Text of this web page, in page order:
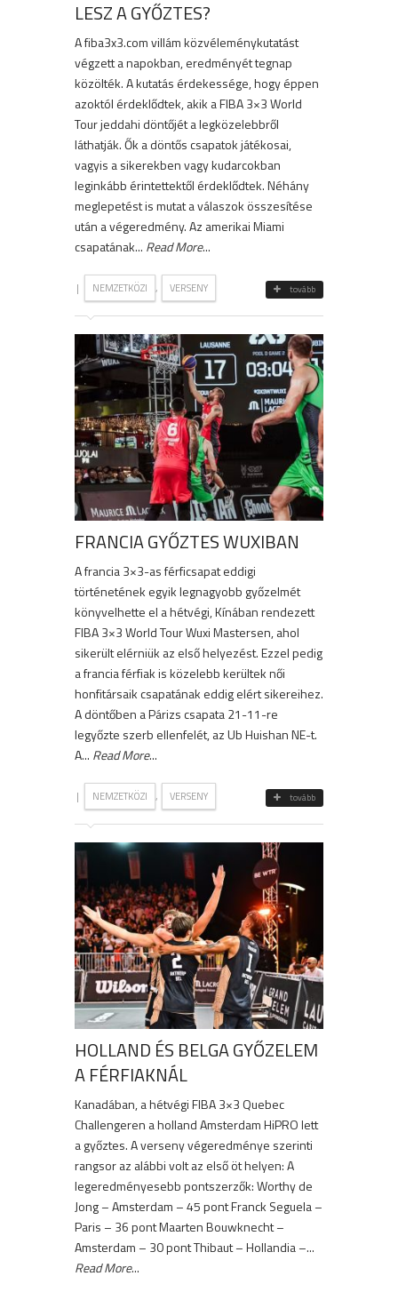
LESZ A GYŐZTES?
A fiba3x3.com villám közvéleménykutatást
végzett a napokban, eredményét tegnap
közölték. A kutatás érdekessége, hogy éppen
azoktól érdeklődtek, akik a FIBA 3×3 World
Tour jeddahi döntőjét a legközelebbről
láthatják. Ők a döntős csapatok játékosai,
vagyis a sikerekben vagy kudarcokban
leginkább érintettektől érdeklődtek. Néhány
meglepetést is mutat a válaszok összesítése
után a végeredmény. Az amerikai Miami
csapatának... Read More...
| NEMZETKÖZI , VERSENY tovább
FRANCIA GYŐZTES WUXIBAN
A francia 3×3-as férficsapat eddigi
történetének egyik legnagyobb győzelmét
könyvelhette el a hétvégi, Kínában rendezett
FIBA 3×3 World Tour Wuxi Mastersen, ahol
sikerült elérniük az első helyezést. Ezzel pedig
a francia férfiak is közelebb kerültek női
honfitársaik csapatának eddig elért sikereihez.
A döntőben a Párizs csapata 21-11-re
legyőzte szerb ellenfelét, az Ub Huishan NE-t.
A... Read More...
| NEMZETKÖZI , VERSENY tovább
HOLLAND ÉS BELGA GYŐZELEM
A FÉRFIAKNÁL
Kanadában, a hétvégi FIBA 3×3 Quebec
Challengeren a holland Amsterdam HiPRO lett
a győztes. A verseny végeredménye szerinti
rangsor az alábbi volt az első öt helyen: A
legeredményesebb pontszerzők: Worthy de
Jong – Amsterdam – 45 pont Franck Seguela –
Paris – 36 pont Maarten Bouwknecht –
Amsterdam – 30 pont Thibaut – Hollandia –...
Read More...